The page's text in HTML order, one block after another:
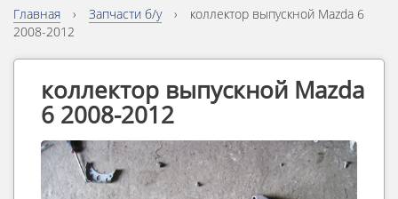
Главная › Запчасти б/у ›
коллектор выпускной Mazda 6
2008-2012
коллектор выпускной Mazda
6 2008-2012